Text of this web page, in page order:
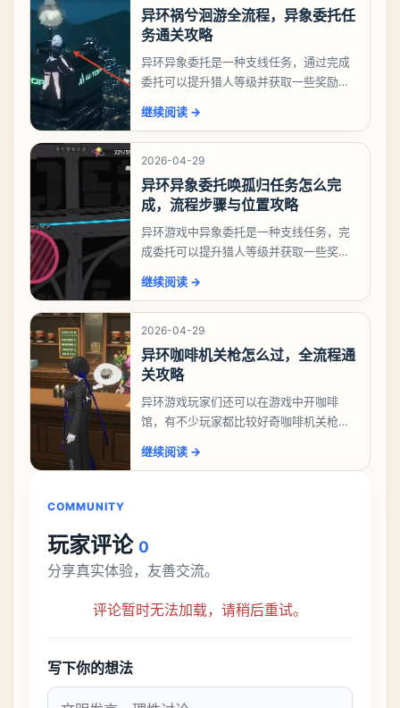
异环祸兮洄游全流程，异象委托任
务通关攻略
异环异象委托是一种支线任务，通过完成
委托可以提升猎人等级并获取一些奖励，
么做，下面就来告诉大家。异环异象委托
祸兮洄游任务攻略
继续阅读 →
2026-04-29
异环异象委托唤孤归任务怎么完
成，流程步骤与位置攻略
异环游戏中异象委托是一种支线任务，完
成委托可以提升猎人等级并获取一些奖
么做，今天游戏熊就来告诉大家。异环异
象委托唤孤归任务攻
继续阅读 →
2026-04-29
异环咖啡机关枪怎么过，全流程通
关攻略
异环游戏玩家们还可以在游戏中开咖啡
馆，有不少玩家都比较好奇咖啡机关枪应
机关枪攻略。异环咖啡机关枪怎么过一、
继续阅读 →
COMMUNITY
玩家评论 0
分享真实体验，友善交流。
评论暂时无法加载，请稍后重试。
写下你的想法